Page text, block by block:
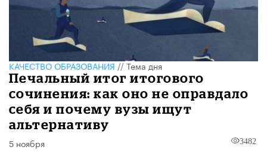
КАЧЕСТВО ОБРАЗОВАНИЯ//Тема дня
Печальный итог итогового
сочинения: как оно не оправдало
себя и почему вузы ищут
альтернативу
5 ноября 3482